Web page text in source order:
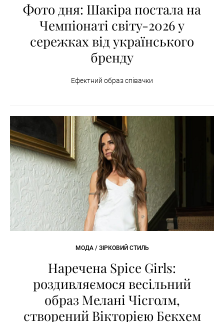
Фото дня: Шакіра постала на
Чемпіонаті світу-2026 у
сережках від українського
бренду
Ефектний образ співачки
МОДА / ЗІРКОВИЙ СТИЛЬ
Наречена Spice Girls:
роздивляємося весільний
образ Мелані Чісголм,
створений Вікторією Бекхем